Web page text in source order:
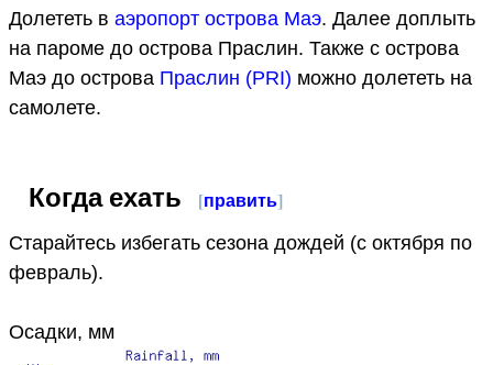
Долететь в аэропорт острова Маэ. Далее доплыть
на пароме до острова Праслин. Также с острова
Маэ до острова Праслин (PRI) можно долететь на
самолете.
Когда ехать [править]
Старайтесь избегать сезона дождей (с октября по
февраль).
Осадки, мм